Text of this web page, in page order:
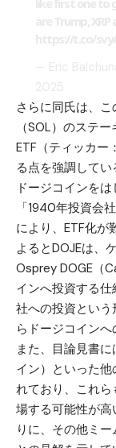
さらに同氏は、
（SOL） のステー
ETF（ティッカー
る点を強調してい
ドージコインを
「1940年投資会
により、ETF化が
よるとDOJEは、
Osprey DOGE（
インへ投資する
社への投資とい
らドージコインへ
また、目論見書
イン） といった
れており、これ
場する可能性が
りに、その他ミ